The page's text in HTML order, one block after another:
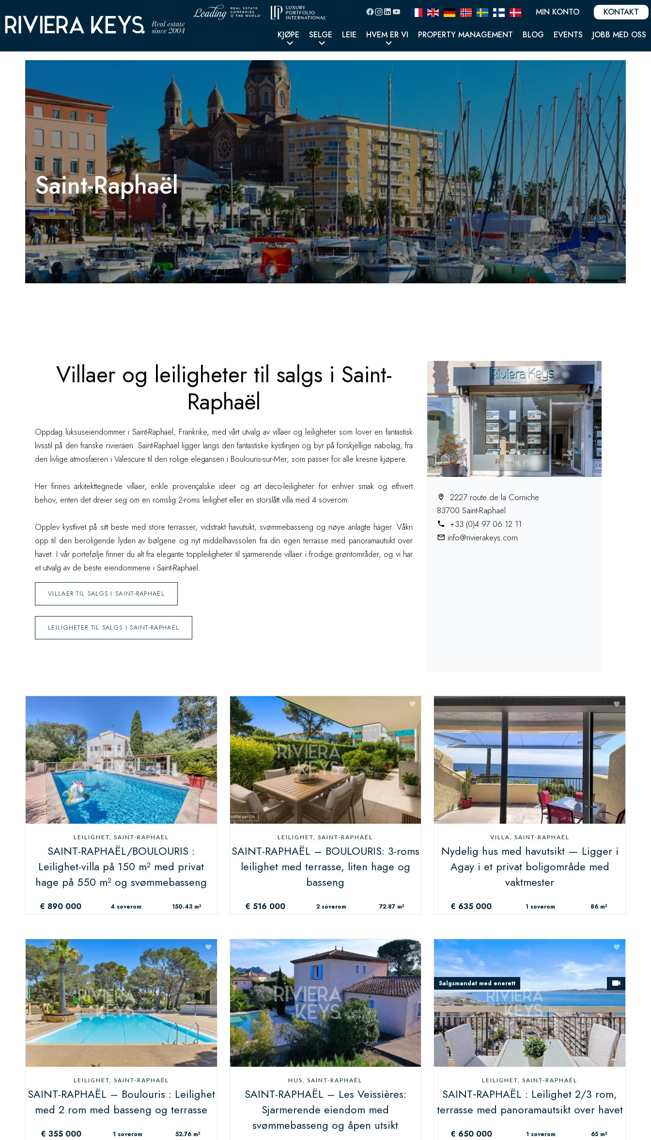
MIN KONTO KONTAKT
KJØPE SELGE LEIE HVEM ER VI PROPERTY MANAGEMENT BLOG EVENTS JOBB MED OSS
Saint-Raphaël
Villaer og leiligheter til salgs i Saint-
Raphaël
Oppdag luksuseiendommer i Saint-Raphaël, Frankrike, med vårt utvalg av villaer og leiligheter som lover en fantastisk
livsstil på den franske rivieraen. Saint-Raphaël ligger langs den fantastiske kystlinjen og byr på forskjellige nabolag, fra
den livlige atmosfæren i Valescure til den rolige elegansen i Boulouris-sur-Mer, som passer for alle kresne kjøpere.
Her finnes arkitekttegnede villaer, enkle provençalske ideer og art deco-leiligheter for enhver smak og ethvert
behov, enten det dreier seg om en romslig 2-roms leilighet eller en storslått villa med 4 soverom.
Opplev kystlivet på sitt beste med store terrasser, vidstrakt havutsikt, svømmebasseng og nøye anlagte hager. Våkn
opp til den beroligende lyden av bølgene og nyt middelhavssolen fra din egen terrasse med panoramautsikt over
havet. I vår portefølje finner du alt fra elegante toppleiligheter til sjarmerende villaer i frodige grøntområder, og vi har
et utvalg av de beste eiendommene i Saint-Raphaël.
VILLAER TIL SALGS I SAINT-RAPHAËL
LEILIGHETER TIL SALGS I SAINT-RAPHAËL
2227 route de la Corniche
83700 Saint-Raphaël
+33 (0)4 97 06 12 11
info@rivierakeys.com
LEILIGHET, SAINT-RAPHAËL
SAINT-RAPHAËL/BOULOURIS :
Leilighet-villa på 150 m² med privat
hage på 550 m² og svømmebasseng
€ 890 000 4 soverom 150.43 m²
LEILIGHET, SAINT-RAPHAËL
SAINT-RAPHAËL – BOULOURIS: 3-roms
leilighet med terrasse, liten hage og
basseng
€ 516 000 2 soverom 72.87 m²
VILLA, SAINT-RAPHAËL
Nydelig hus med havutsikt — Ligger i
Agay i et privat boligområde med
vaktmester
€ 635 000 1 soverom 86 m²
LEILIGHET, SAINT-RAPHAËL
SAINT-RAPHAËL – Boulouris : Leilighet
med 2 rom med basseng og terrasse
€ 355 000 1 soverom 52.76 m²
HUS, SAINT-RAPHAËL
SAINT-RAPHAËL – Les Veissières:
Sjarmerende eiendom med
svømmebasseng og åpen utsikt
LEILIGHET, SAINT-RAPHAËL
SAINT‑RAPHAËL : Leilighet 2/3 rom,
terrasse med panoramautsikt over havet
€ 650 000 1 soverom 65 m²
Salgsmandat med enerett